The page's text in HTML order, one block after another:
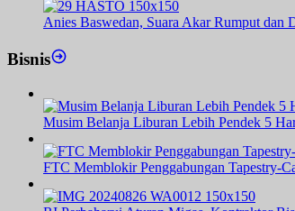
Anies Baswedan, Suara Akar Rumput dan
Bisnis
Musim Belanja Liburan Lebih Pendek 5
FTC Memblokir Penggabungan Tapestry-